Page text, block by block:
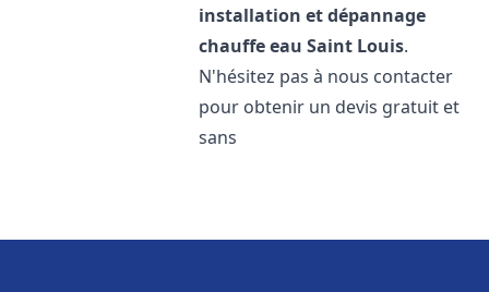
installation et dépannage
chauffe eau Saint Louis.
N'hésitez pas à nous contacter
pour obtenir un devis gratuit et
sans